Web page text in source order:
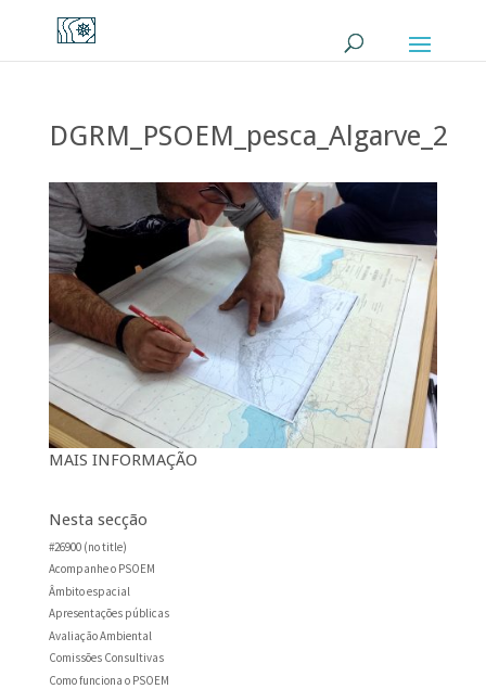
DGRM_PSOEM_pesca_Algarve_2
MAIS INFORMAÇÃO
Nesta secção
#26900 (no title)
Acompanhe o PSOEM
Âmbito espacial
Apresentações públicas
Avaliação Ambiental
Comissões Consultivas
Como funciona o PSOEM